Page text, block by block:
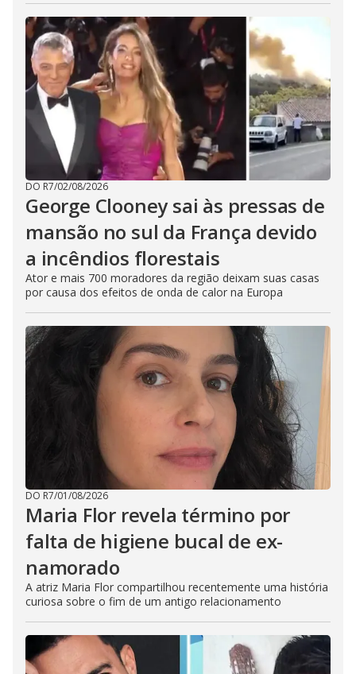
DO R7/02/08/2026
George Clooney sai às pressas de
mansão no sul da França devido
a incêndios florestais
Ator e mais 700 moradores da região deixam suas casas
por causa dos efeitos de onda de calor na Europa
DO R7/01/08/2026
Maria Flor revela término por
falta de higiene bucal de ex-
namorado
A atriz Maria Flor compartilhou recentemente uma história
curiosa sobre o fim de um antigo relacionamento